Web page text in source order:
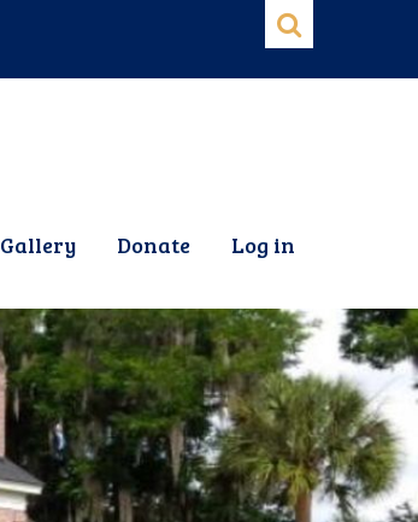
Gallery Donate Log in